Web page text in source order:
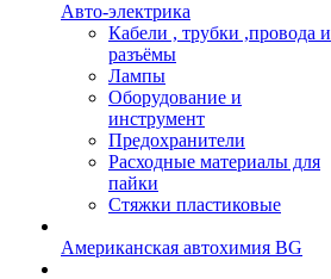
Авто-электрика
Кабели , трубки ,провода и
разъёмы
Лампы
Оборудование и
инструмент
Предохранители
Расходные материалы для
пайки
Стяжки пластиковые
Американская автохимия BG